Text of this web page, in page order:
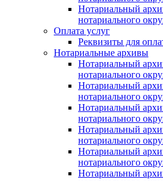
Нотариальный
нотариального
Оплата услуг
Реквизиты для
Нотариальные архивы
Нотариальный
нотариального
Нотариальный
нотариального
Нотариальный
нотариального
Нотариальный
нотариального
Нотариальный
нотариального
Нотариальный